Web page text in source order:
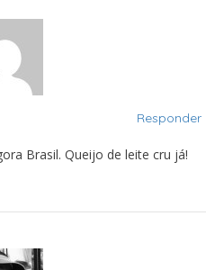
Responder
Brasil. Queijo de leite cru já!